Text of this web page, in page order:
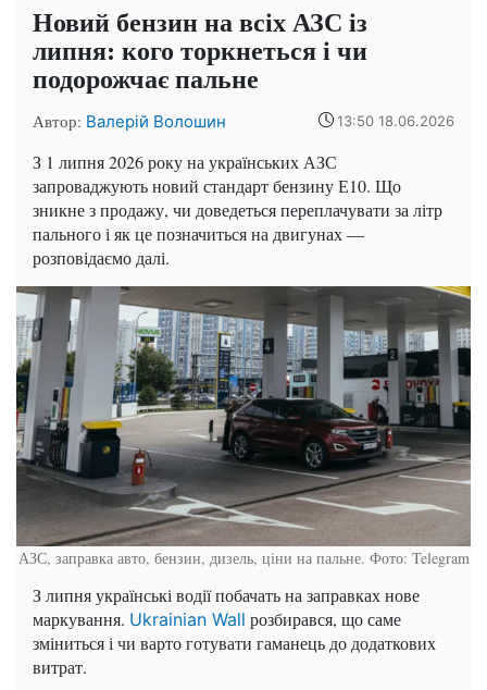
Новий бензин на всіх АЗС із
липня: кого торкнеться і чи
подорожчає пальне
Автор: Валерій Волошин 13:50 18.06.2026
З 1 липня 2026 року на українських АЗС
запроваджують новий стандарт бензину Е10. Що
зникне з продажу, чи доведеться переплачувати за літр
пального і як це позначиться на двигунах —
розповідаємо далі.
АЗС, заправка авто, бензин, дизель, ціни на пальне. Фото: Telegram
З липня українські водії побачать на заправках нове
маркування. Ukrainian Wall розбирався, що саме
зміниться і чи варто готувати гаманець до додаткових
витрат.